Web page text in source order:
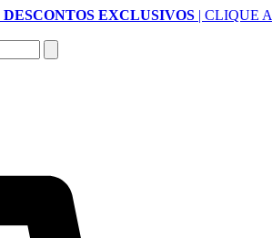
DESCONTOS EXCLUSIVOS | CLIQUE